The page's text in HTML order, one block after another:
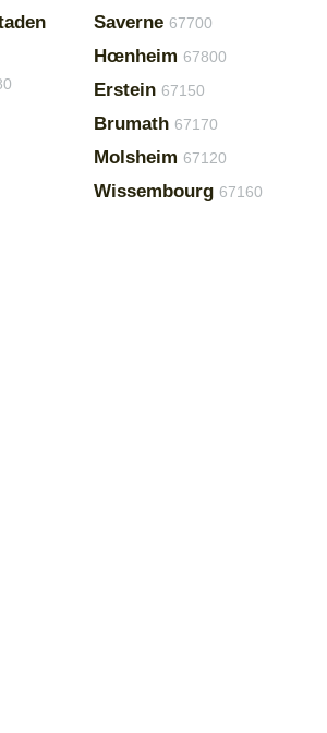
Saverne 67700
Hœnheim 67800
Erstein 67150
Brumath 67170
Molsheim 67120
Wissembourg 67160